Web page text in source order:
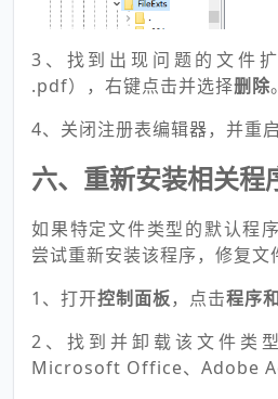
3、找到出现问题的文件
.pdf），右键点击并选择删除。
4、关闭注册表编辑器，并重启
六、重新安装相关程
如果特定文件类型的默认程
尝试重新安装该程序，修复文
1、打开控制面板，点击程序
2、找到并卸载该文件类
Microsoft Office、Adobe